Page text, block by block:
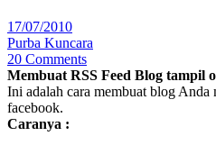
17/07/2010
Purba Kuncara
20 Comments
Membuat RSS Feed Blog tampil
Ini adalah cara membuat blog Anda
facebook.
Caranya :